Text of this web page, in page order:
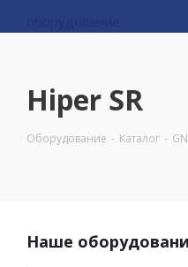
Hiper SR
Оборудование - Каталог -
Наше